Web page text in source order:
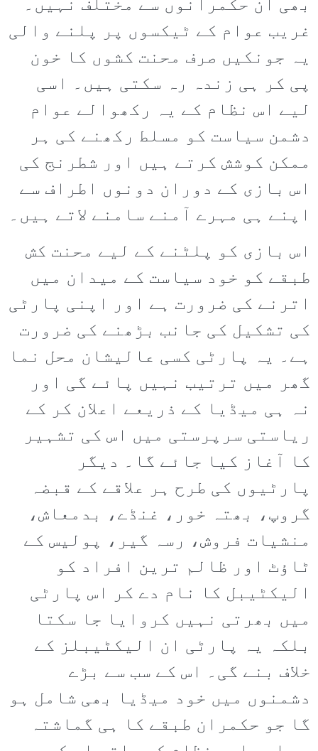
غریب عوام کے ٹیکسوں پر پلنے والی
یہ جونکیں صرف محنت کشوں کا خون
پی کر ہی زندہ رہ سکتی ہیں۔ اسی
لیے اس نظام کے یہ رکھوالے عوام
دشمن سیاست کو مسلط رکھنے کی ہر
ممکن کوشش کرتے ہیں اور شطرنج کی
اس بازی کے دوران دونوں اطراف سے
اپنے ہی مہرے آمنے سامنے لاتے ہیں۔
اس بازی کو پلٹنے کے لیے محنت کش
طبقے کو خود سیاست کے میدان میں
اترنے کی ضرورت ہے اور اپنی پارٹی
کی تشکیل کی جانب بڑھنے کی ضرورت
ہے۔ یہ پارٹی کسی عالیشان محل نما
گھر میں ترتیب نہیں پائے گی اور
نہ ہی میڈیا کے ذریعے اعلان کر کے
ریاستی سرپرستی میں اس کی تشہیر
کا آغاز کیا جائے گا۔ دیگر
پارٹیوں کی طرح ہر علاقے کے قبضہ
گروپ، بھتہ خور، غنڈے، بدمعاش،
منشیات فروش، رسہ گیر، پولیس کے
ٹاؤٹ اور ظالم ترین افراد کو
الیکٹیبل کا نام دے کر اس پارٹی
میں بھرتی نہیں کروایا جا سکتا
بلکہ یہ پارٹی ان الیکٹیبلز کے
خلاف بنے گی۔ اس کے سب سے بڑے
دشمنوں میں خود میڈیا بھی شامل ہو
گا جو حکمران طبقے کا ہی گماشتہ